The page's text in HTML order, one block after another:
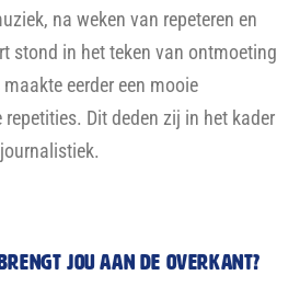
na weken van repeteren en
stond in het teken van ontmoeting
eerder een mooie
Dit deden zij in het kader
jou aan de overkant?